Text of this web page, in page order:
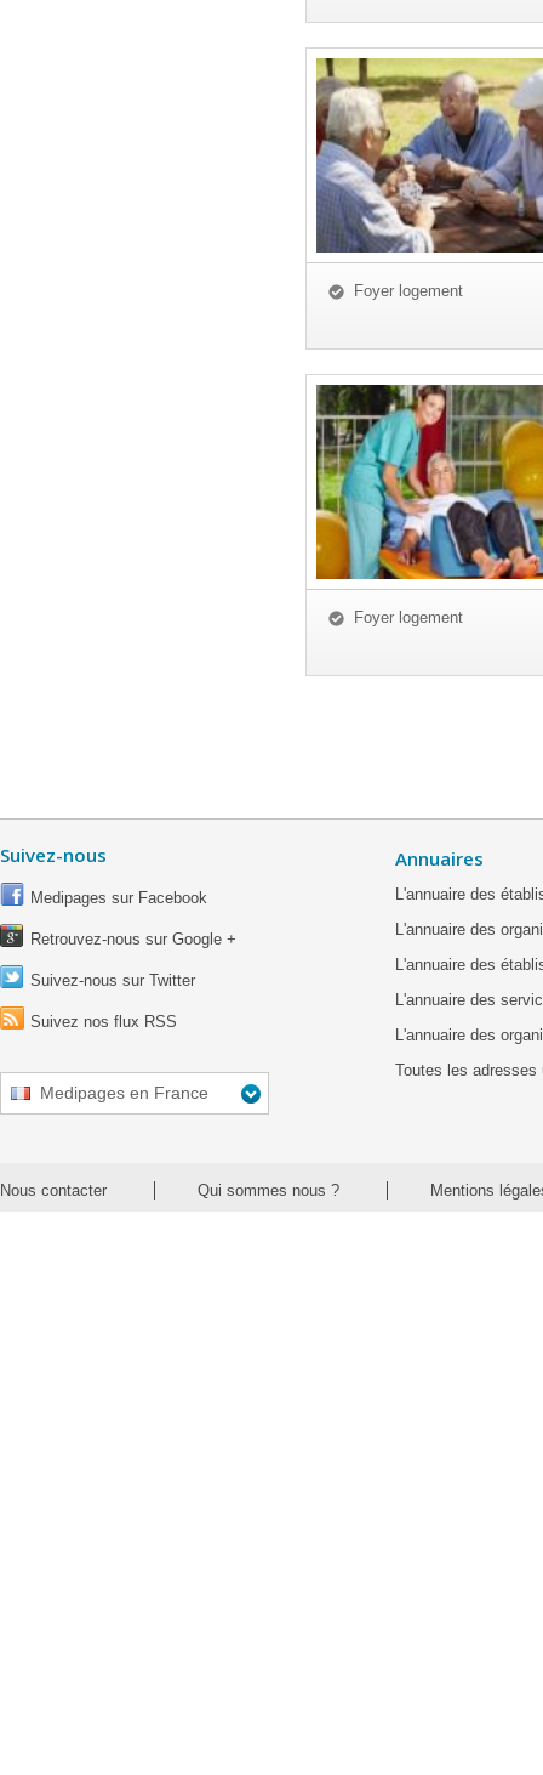
Foyer logement
Foyer logement
Suivez-nous
Medipages sur Facebook
Retrouvez-nous sur Google +
Suivez-nous sur Twitter
Suivez nos flux RSS
Medipages en France
Annuaires
L'annuaire des
L'annuaire des
L'annuaire des
L'annuaire des
L'annuaire des
Toutes les adresses
Nous contacter Qui sommes nous ? Mentions